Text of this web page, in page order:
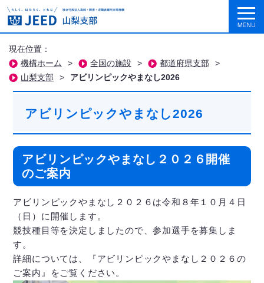
現在位置：
機構ホーム
> 全国の施設 > 都道府県支部
>
山梨支部
> アビリンピックやまなし2026
アビリンピックやまなし2026
アビリンピックやまなし２０２６開催
のご案内
アビリンピックやまなし２０２６は令和８年１０月４日
（日）に開催します。
競技種目等を決定しましたので、参加選手を募集しま
す。
詳細については、『アビリンピックやまなし２０２６の
ご案内』をご覧ください。